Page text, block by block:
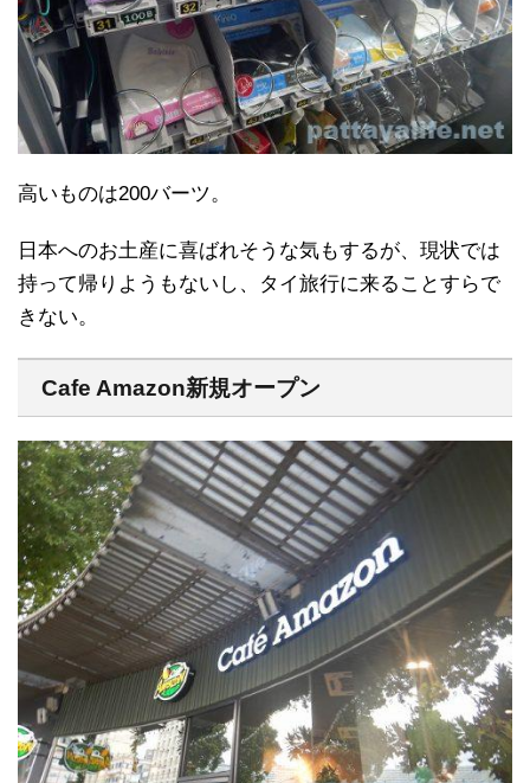
高いものは200バーツ。
日本へのお土産に喜ばれそうな気もするが、現状では
持って帰りようもないし、タイ旅行に来ることすらで
きない。
Cafe Amazon新規オープン